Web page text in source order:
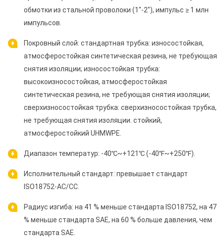
обмотки из стальной проволоки (1"-2"), импульс ≥ 1 млн
импульсов.
Покровный слой: стандартная трубка: износостойкая,
атмосферостойкая синтетическая резина, не требующая
снятия изоляции; износостойкая трубка:
высокоизносостойкая, атмосферостойкая
синтетическая резина, не требующая снятия изоляции;
сверхизносостойкая трубка: сверхизносостойкая трубка,
не требующая снятия изоляции. стойкий,
атмосферостойкий UHMWPE.
Диапазон температур: -40℃~+121℃ (-40℉~+250℉).
Исполнительный стандарт: превышает стандарт
ISO18752-AC/CC.
Радиус изгиба: на 41 % меньше стандарта ISO18752, на 47
% меньше стандарта SAE, на 60 % больше давления, чем
стандарта SAE.